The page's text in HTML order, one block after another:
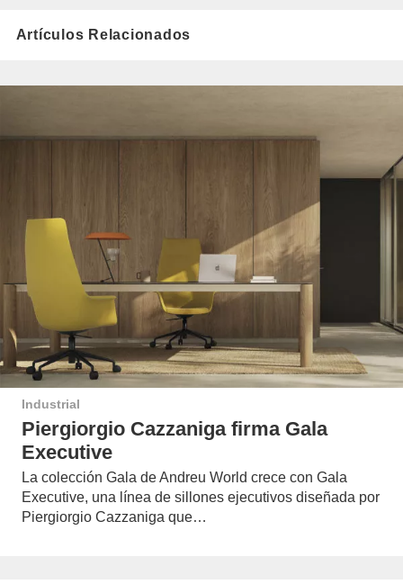
Artículos Relacionados
Industrial
Piergiorgio Cazzaniga firma Gala
Executive
La colección Gala de Andreu World crece con Gala
Executive, una línea de sillones ejecutivos diseñada por
Piergiorgio Cazzaniga que…